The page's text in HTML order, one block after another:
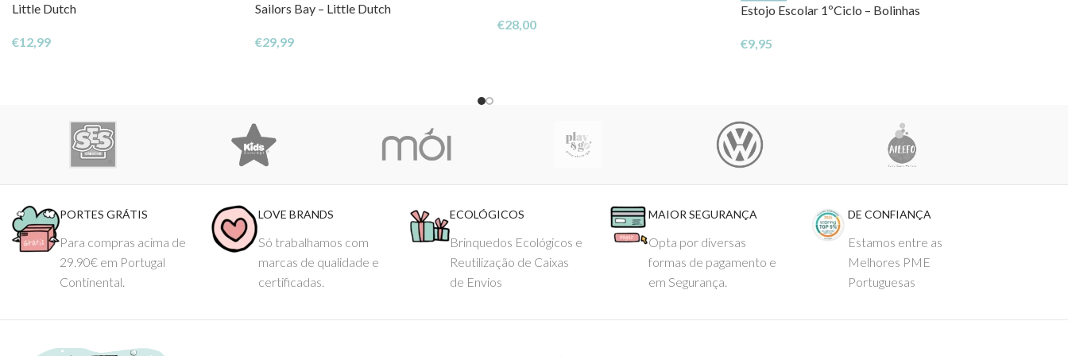
Little Dutch
€12,99
Sailors Bay – Little Dutch
€29,99
€28,00
Estojo Escolar 1ºCiclo – Bolinhas
€9,95
PORTES GRÁTIS
Para compras acima de
29.90€ em Portugal
Continental.
LOVE BRANDS
Só trabalhamos com
marcas de qualidade e
certificadas.
ECOLÓGICOS
Brinquedos Ecológicos e
Reutilização de Caixas
de Envios
MAIOR SEGURANÇA
Opta por diversas
formas de pagamento e
em Segurança.
DE CONFIANÇA
Estamos entre as
Melhores PME
Portuguesas